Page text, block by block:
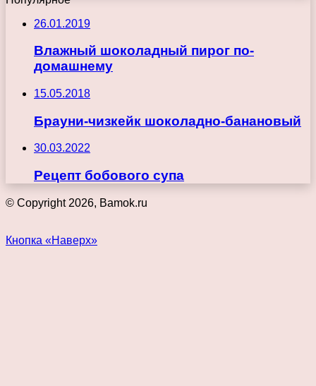
26.01.2019
Влажный шоколадный пирог по-
домашнему
15.05.2018
Брауни-чизкейк шоколадно-банановый
30.03.2022
Рецепт бобового супа
© Copyright 2026, Bamok.ru
Кнопка «Наверх»